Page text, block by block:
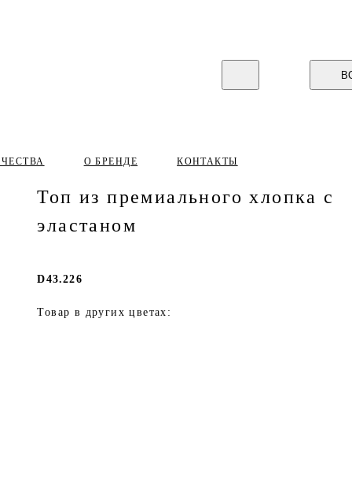
О БРЕНДЕ КОНТАКТЫ
Топ из премиального хлопка с
эластаном
D43.226
Товар в других цветах: